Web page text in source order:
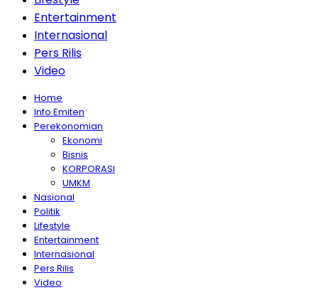
Entertainment
Internasional
Pers Rilis
Video
Home
Info Emiten
Perekonomian
Ekonomi
Bisnis
KORPORASI
UMKM
Nasional
Politik
Lifestyle
Entertainment
Internasional
Pers Rilis
Video